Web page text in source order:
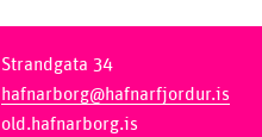
Strandgata 34
hafnarborg@hafnarfjordur.is
old.hafnarborg.is